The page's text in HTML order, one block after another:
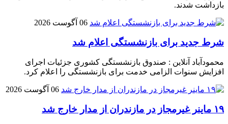
بازداشت شدند.
06 آگوست 2026
شرط جدید برای بازنشستگی اعلام شد
محمودآباد آنلاین : صندوق بازنشستگی کشوری جزئیات اجرای
افزایش سنوات الزامی خدمت برای بازنشستگی را اعلام کرد.
06 آگوست 2026
۱۹ ماینر غیرمجاز در مازندران از مدار خارج شد